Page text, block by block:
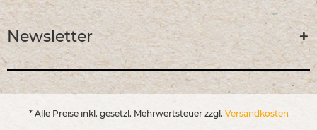
Newsletter
* Alle Preise inkl. gesetzl. Mehrwertsteuer zzgl. Versandkosten